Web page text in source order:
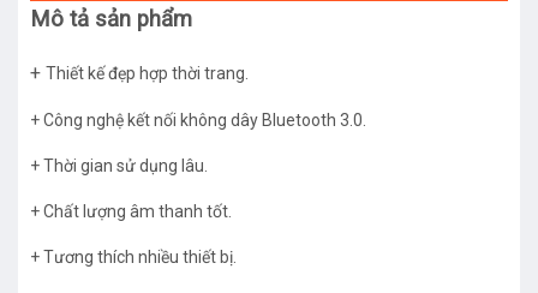
Mô tả sản phẩm
+ Thiết kế đẹp hợp thời trang.
+ Công nghệ kết nối không dây Bluetooth 3.0.
+ Thời gian sử dụng lâu.
+ Chất lượng âm thanh tốt.
+ Tương thích nhiều thiết bị.